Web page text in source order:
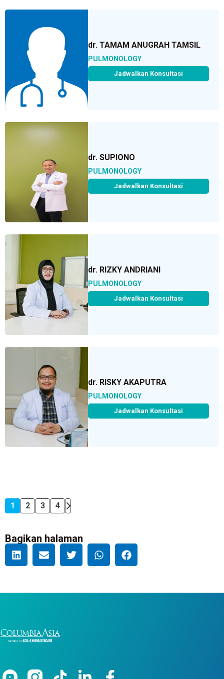
dr. TAMAM ANUGRAH TAMSIL
PULMONOLOGY
Jadwalkan Konsultasi
dr. SUPIONO
PULMONOLOGY
Jadwalkan Konsultasi
dr. RIZKY ANDRIANI
PULMONOLOGY
Jadwalkan Konsultasi
dr. RISKY AKAPUTRA
PULMONOLOGY
Jadwalkan Konsultasi
1 2 3 4
Bagikan halaman